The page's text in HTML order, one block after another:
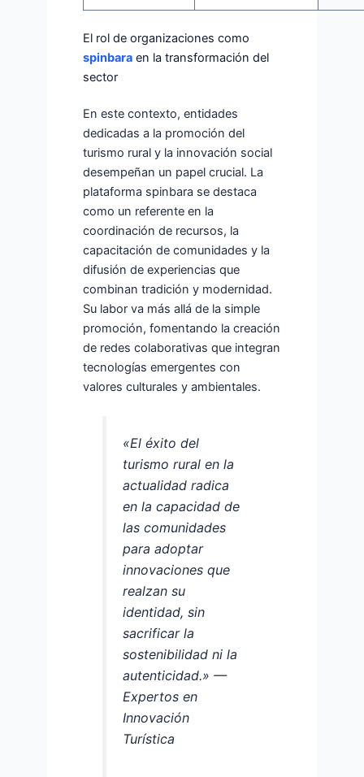
El rol de organizaciones como
spinbara en la transformación del
sector
En este contexto, entidades
dedicadas a la promoción del
turismo rural y la innovación social
desempeñan un papel crucial. La
plataforma spinbara se destaca
como un referente en la
coordinación de recursos, la
capacitación de comunidades y la
difusión de experiencias que
combinan tradición y modernidad.
Su labor va más allá de la simple
promoción, fomentando la creación
de redes colaborativas que integran
tecnologías emergentes con
valores culturales y ambientales.
«El éxito del
turismo rural en la
actualidad radica
en la capacidad de
las comunidades
para adoptar
innovaciones que
realzan su
identidad, sin
sacrificar la
sostenibilidad ni la
autenticidad.» —
Expertos en
Innovación
Turística